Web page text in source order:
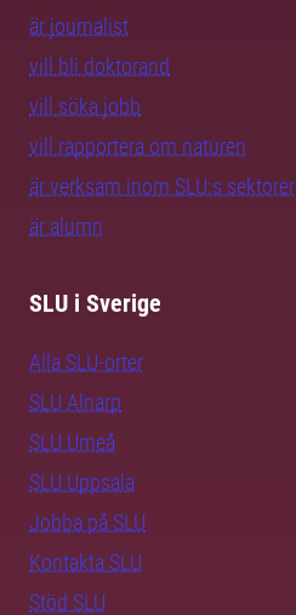
är journalist
vill bli doktorand
vill söka jobb
vill rapportera om naturen
är verksam inom SLU:s sektorer
är alumn
SLU i Sverige
Alla SLU-orter
SLU Alnarp
SLU Umeå
SLU Uppsala
Jobba på SLU
Kontakta SLU
Stöd SLU